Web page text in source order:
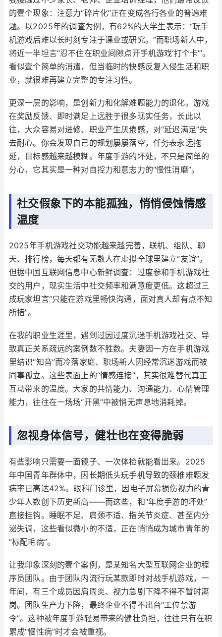
的壹个现象：注意力“碎片化”正在变成各行各业的普遍难
题。以2025年的调查为例，有62%的大学生表示：“玩手
机游戏后难以长时刻专注于课业或研究。”而职场新人中，
将近一半坦言“忍不住在职业间隙点开手机游戏‘打个卡’”。
看似壹个简单的消遣，但当临时的快感反复入侵生活和职
业，就很难再建立完整的专注习性。
更深一层的影响，是创新力和化解难题能力的退化。游戏
在奖励反馈、即时满足上远胜于很多现实任务，长此以
往，大众容易对进修、职业产生厌倦感，对“延迟满足”失
去耐心。你会发现自己的规划屡屡落空，任务表永远拖
延，目标感越来越模糊。年度手游的坏处，不只是简单的
分心，它其实是一种对自控力和意志力的“慢性消磨”。
社交假象下的本能孤独，悄悄侵蚀情感
温度
2025年手机游戏社交功能越来越完善，联机、组队、聊
天、排行榜，每天都有无数人在虚拟全球里建立“友谊”。
但据中国互联网信息中心新鲜调查：过度参和手机游戏社
交的用户，现实生活中社交频率和满意度更低。这超过三
成玩家坦言“只能在游戏里畅快沟通，面对真人却有点不知
所措”。
在我的职业生涯里，遇到过因过度沉迷手机游戏社交、导
致真正关系疏远的案例数不胜数。夫妻因一方在手机游戏
里结识“知音”而冷落家庭、职场新人因经常沉迷游戏而被
同事孤立。这些表面上的“情感连接”，其实很难替代真正
互动带来的温度。大家的共情能力、沟通能力、心情管理
能力，往往在一场场“开黑”中被悄无声息地消耗掉。
忽视身体信号，健壮也在变得脆弱
有些影响只需要一面镜子、一次体检就能看出来。2025
年中国青年群体中，因长期低头玩手机导致的颈椎难题发
病率已高达42%。眼科门诊里，因电子屏幕损伤视力的青
少年人数创下历史新高——而这些，和“年度手游的坏处”
直接挂钩。睡眠不足、肩颈不适、指关节炎症、甚至内分
泌失调，这些看似微小的不适，正在悄悄成为城市青年的
“标配毛病”。
让我印象深刻的壹个案例，是某知名大型互联网企业的程
序员团队。由于团队内流行玩某款即时对战手机游戏，一
年间，有三个成员因肩周炎、视力急剧下降不得不暂时离
岗。团队生产力下降，最终企业不得不出台“工位禁游
令”。这种被年度手游轻易带来的健壮负担，往往只有在积
累成“慢性病”时才会被重视。